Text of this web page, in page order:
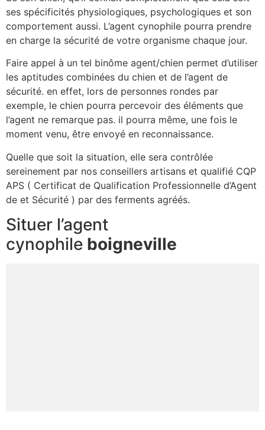
ses spécificités physiologiques, psychologiques et son
comportement aussi. L’agent cynophile pourra prendre
en charge la sécurité de votre organisme chaque jour.
Faire appel à un tel binôme agent/chien permet d’utiliser
les aptitudes combinées du chien et de l’agent de
sécurité. en effet, lors de personnes rondes par
exemple, le chien pourra percevoir des éléments que
l’agent ne remarque pas. il pourra même, une fois le
moment venu, être envoyé en reconnaissance.
Quelle que soit la situation, elle sera contrôlée
sereinement par nos conseillers artisans et qualifié CQP
APS ( Certificat de Qualification Professionnelle d’Agent
de et Sécurité ) par des ferments agréés.
Situer l’agent
cynophile boigneville